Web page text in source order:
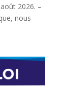
2026. –
nous